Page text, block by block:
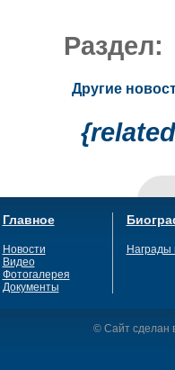
Другие
Главное
Новости
Видео
Фотогалерея
Документы
Награды
© Сайт сделан